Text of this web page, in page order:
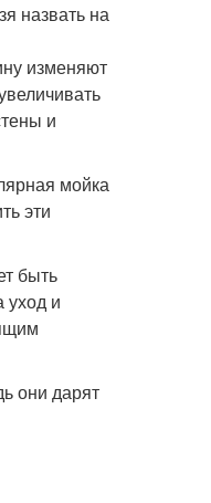
назвать на
изменяют
и
мойка
эти
быть
уход и
они дарят